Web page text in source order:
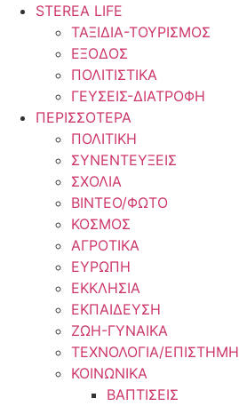
STEREA LIFE
ΤΑΞΙΔΙΑ-ΤΟΥΡΙΣΜΟΣ
ΕΞΟΔΟΣ
ΠΟΛΙΤΙΣΤΙΚΑ
ΓΕΥΣΕΙΣ-ΔΙΑΤΡΟΦΗ
ΠΕΡΙΣΣΟΤΕΡΑ
ΠΟΛΙΤΙΚΗ
ΣΥΝΕΝΤΕΥΞΕΙΣ
ΣΧΟΛΙΑ
ΒΙΝΤΕΟ/ΦΩΤΟ
ΚΟΣΜΟΣ
ΑΓΡΟΤΙΚΑ
ΕΥΡΩΠΗ
ΕΚΚΛΗΣΙΑ
ΕΚΠΑΙΔΕΥΣΗ
ΖΩΗ-ΓΥΝΑΙΚΑ
ΤΕΧΝΟΛΟΓΙΑ/ΕΠΙΣΤΗΜΗ
ΚΟΙΝΩΝΙΚΑ
ΒΑΠΤΙΣΕΙΣ